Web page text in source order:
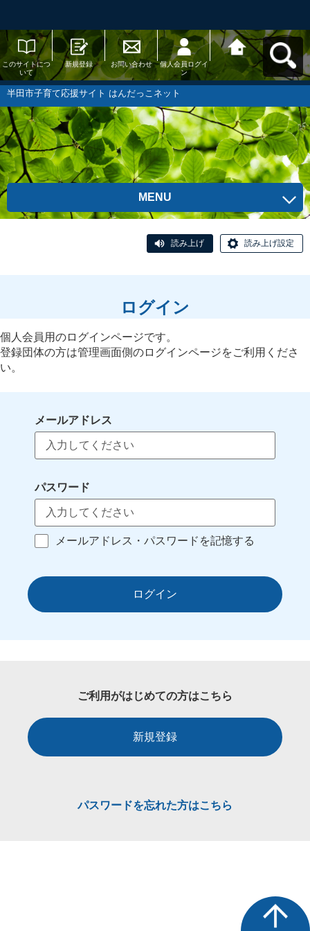
このサイトにつ
いて
新規登録 お問い合わせ
個人会員ログイ
ン
半田市子育て応
援サイト はんだ
っこネットへ戻
半田市子育て応援サイト はんだっこネット
MENU
読み上げ 読み上げ設定
ログイン
個人会員用のログインページです。
登録団体の方は管理画面側のログインページをご利用くださ
い。
メールアドレス
パスワード
メールアドレス・パスワードを記憶する
ログイン
ご利用がはじめての方はこちら
新規登録
パスワードを忘れた方はこちら